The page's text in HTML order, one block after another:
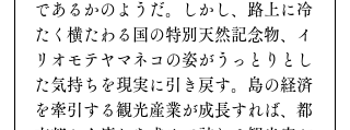
であるかのようだ。しかし、路上に冷
たく横たわる国の特別天然記念物、イ
リオモテヤマネコの姿がうっとりとし
た気持ちを現実に引き戻す。島の経済
を牽引する観光産業が成長すれば、都